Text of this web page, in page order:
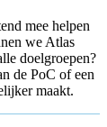
mee helpen
we Atlas
doelgroepen?
de PoC of een
maakt.